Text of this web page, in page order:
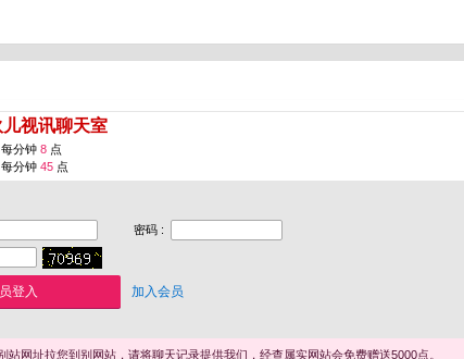
儿视讯聊天室
分钟 8 点
分钟 45 点
密码 :
加入会员
站网址拉您到别网站，请将聊天记录提供我们，经查属实网站会免费赠送5000点。